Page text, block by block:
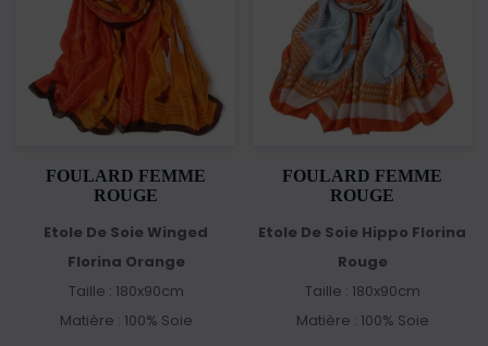
FOULARD FEMME
ROUGE
Etole De Soie Winged
Florina Orange
Taille : 180x90cm
Matière : 100% Soie
FOULARD FEMME
ROUGE
Etole De Soie Hippo Florina
Rouge
Taille : 180x90cm
Matière : 100% Soie